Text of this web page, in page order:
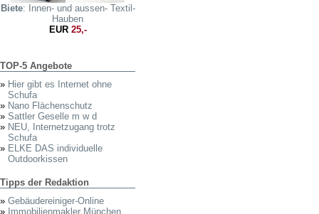
Biete: Innen- und aussen- Textil-
Hauben
EUR25,-
TOP-5 Angebote
» Hier gibt es Internet ohne
Schufa
» Nano Flächenschutz
» Sattler Geselle m w d
» NEU, Internetzugang trotz
Schufa
» ELKE DAS individuelle
Outdoorkissen
Tipps der Redaktion
» Gebäudereiniger-Online
» Immobilienmakler München